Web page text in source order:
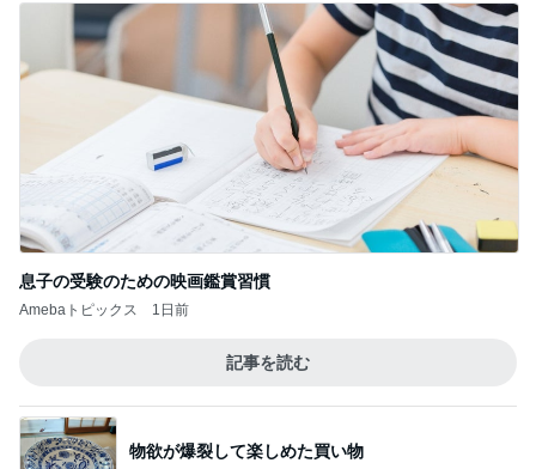
息子の受験のための映画鑑賞習慣
Amebaトピックス 1日前
記事を読む
物欲が爆裂して楽しめた買い物